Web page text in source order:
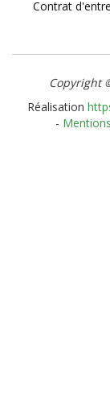
Contrat
Copyright
Réalisation
-